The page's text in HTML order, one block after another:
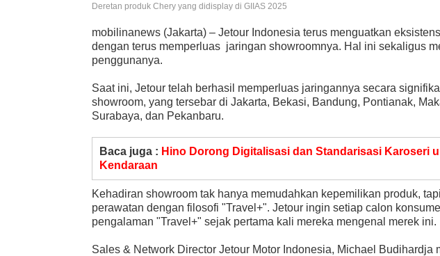
Deretan produk Chery yang didisplay di GIIAS 2025
mobilinanews (Jakarta) – Jetour Indonesia terus menguatkan
dengan terus memperluas jaringan showroomnya. Hal ini sekaligus
penggunanya.
Saat ini, Jetour telah berhasil memperluas jaringannya secara
showroom, yang tersebar di Jakarta, Bekasi, Bandung, Pontianak,
Surabaya, dan Pekanbaru.
Baca juga : Hino Dorong Digitalisasi dan Standarisasi Karoseri
Kendaraan
Kehadiran showroom tak hanya memudahkan kepemilikan produk,
perawatan dengan filosofi "Travel+". Jetour ingin setiap calon
pengalaman "Travel+" sejak pertama kali mereka mengenal merek ini.
Sales & Network Director Jetour Motor Indonesia, Michael Budihardja